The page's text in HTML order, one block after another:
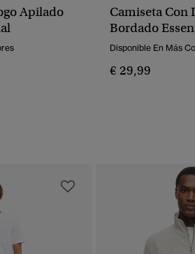
Apilado
Camiseta Con
Bordado
Disponible En Más
€ 29,99